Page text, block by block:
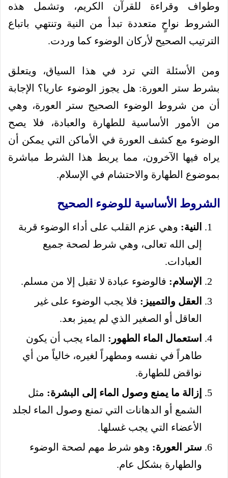
وطواف وقراءة للقرآن الكريم، وتشمل هذه
الشروط نواحٍ متعددة تبدأ من النية وتنتهي باتباع
الترتيب الصحيح لأركان الوضوء كما وردت.
ومن الأسئلة التي ترد في هذا السياق، ويتعلق
بشرط ستر العورة: هل يجوز الوضوء عاريا؟ الإجابة
أن من شروط الوضوء الصحيح ستر العورة، وهي
من الأمور الأساسية للطهارة والعبادة، فلا يصح
الوضوء مع كشف العورة في الأماكن التي يمكن أن
يراه فيها الآخرون، مما يربط هذا الشرط مباشرة
بموضوع الطهارة والاحتشام في الإسلام.
الشروط الأساسية للوضوء الصحيح
النية: وهي عزم القلب على أداء الوضوء قربة
إلى الله تعالى، وهي شرط لصحة جميع
العبادات.
الإسلام: فالوضوء عبادة لا تقبل إلا من مسلم.
العقل والتمييز: فلا يجب الوضوء على غير
العاقل أو الصغير الذي لم يميز بعد.
استعمال الماء الطهور: الماء يجب أن يكون
طاهراً في نفسه ومطهراً لغيره، خالياً من أي
نواقض للطهارة.
إزالة ما يمنع وصول الماء إلى البشرة: مثل
الشمع أو الدهانات التي تمنع وصول الماء لجلد
الأعضاء التي يجب غسلها.
ستر العورة: وهو شرط مهم لصحة الوضوء
والطهارة بشكل عام.